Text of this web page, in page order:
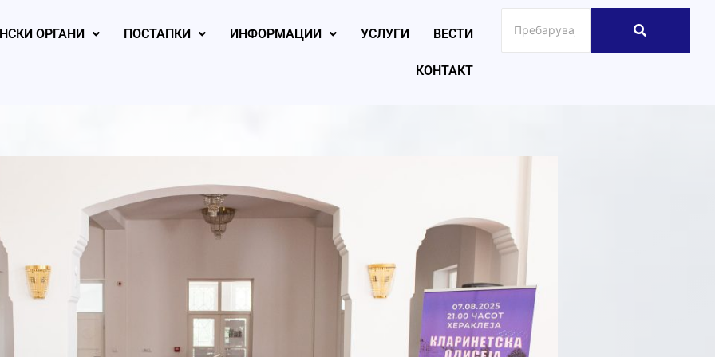
ОРГАНИ ПОСТАПКИ ИНФОРМАЦИИ УСЛУГИ ВЕСТИ
КОНТАКТ